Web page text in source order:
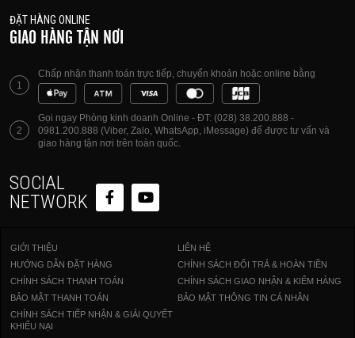
ĐẶT HÀNG ONLINE
GIAO HÀNG TẬN NƠI
1
Chấp nhận thanh toán trực tiếp, chuyển khoản hoặc online bằng
2
Gọi ngay Phòng kinh doanh Online - ĐT: (028) 38.200.888 -
0981.200.888 (Viber, Zalo, WhatsApp, iMessage) để được tư vấn và
giao hàng tận nơi trên toàn quốc.
SOCIAL
NETWORK
GIỚI THIỆU
LIÊN HỆ
HƯỚNG DẪN ĐẶT HÀNG
CHÍNH SÁCH ĐỔI TRẢ & HOÀN TIỀN
CHÍNH SÁCH THANH TOÁN
CHÍNH SÁCH GIAO NHẬN & KIỂM HÀNG
BẢO MẬT THANH TOÁN
BẢO MẬT THÔNG TIN CÁ NHÂN
CHÍNH SÁCH TIẾP NHẬN & GIẢI QUYẾT
KHIẾU NẠI